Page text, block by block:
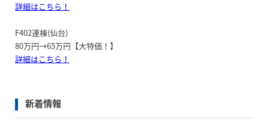
詳細はこちら！
F402連棟(仙台)
80万円→65万円【大特価！】
詳細はこちら！
新着情報